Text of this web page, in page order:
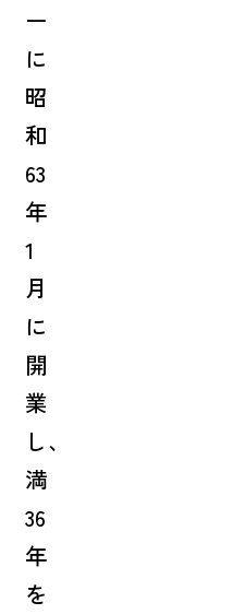
ー
に
昭
和
63
年
1
月
に
開
業
し、
満
36
年
を